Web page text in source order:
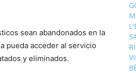
sean abandonados en la
pueda acceder al servicio
y eliminados.